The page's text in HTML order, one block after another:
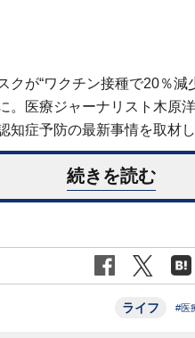
クが“ワクチン接種で20％減
。医療ジャーナリスト木原
知症予防の最新事情を取材
続きを読む
ライフ #医